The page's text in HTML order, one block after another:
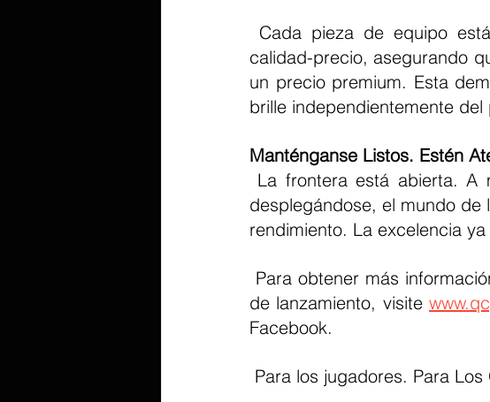
calidad-precio, asegurando
un precio premium. Esta
brille independientemente
Manténganse Listos. Estén
desplegándose, el mundo de
rendimiento. La excelencia
de lanzamiento, visite
Facebook.
Para los jugadores. Para